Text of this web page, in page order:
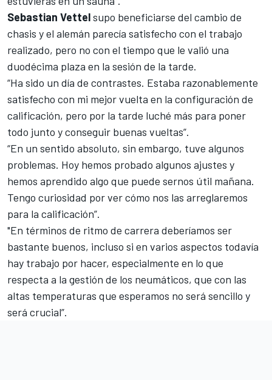
Sebastian Vettelsupo beneficiarse del cambio de
chasis y el alemán parecía satisfecho con el trabajo
realizado, pero no con el tiempo que le valió una
duodécima plaza en la sesión de la tarde.
“Ha sido un día de contrastes. Estaba razonablemente
satisfecho con mi mejor vuelta en la configuración de
calificación, pero por la tarde luché más para poner
todo junto y conseguir buenas vueltas”.
“En un sentido absoluto, sin embargo, tuve algunos
problemas. Hoy hemos probado algunos ajustes y
hemos aprendido algo que puede sernos útil mañana.
Tengo curiosidad por ver cómo nos las arreglaremos
para la calificación”.
"En términos de ritmo de carrera deberíamos ser
bastante buenos, incluso si en varios aspectos todavía
hay trabajo por hacer, especialmente en lo que
respecta a la gestión de los neumáticos, que con las
altas temperaturas que esperamos no será sencillo y
será crucial”.